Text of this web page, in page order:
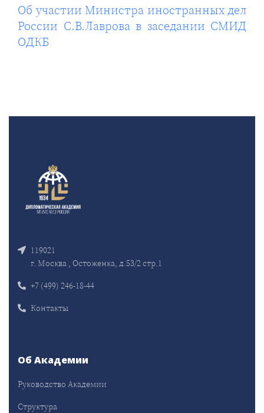
Об участии Министра иностранных дел
России С.В.Лаврова в заседании СМИД
ОДКБ
119021
г. Москва , Остоженка, д.53/2 стр.1
+7 (499) 246-18-44
Контакты
Об Академии
Руководство Академии
Структура